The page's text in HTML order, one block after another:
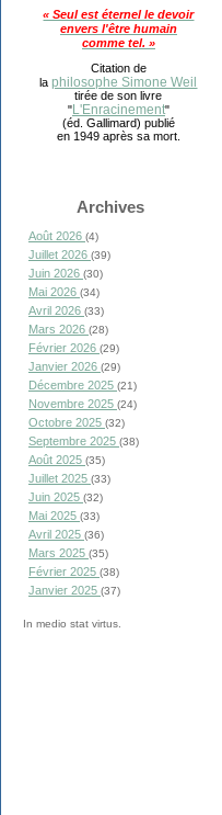
« Seul est éternel le devoir
envers l'être humain
comme tel. »
Citation de
laphilosophe Simone Weil
tirée de son livre
"L'Enracinement"
(éd. Gallimard) publié
en 1949 après sa mort.
Archives
Août 2026 (4)
Juillet 2026 (39)
Juin 2026 (30)
Mai 2026 (34)
Avril 2026 (33)
Mars 2026 (28)
Février 2026 (29)
Janvier 2026 (29)
Décembre 2025 (21)
Novembre 2025 (24)
Octobre 2025 (32)
Septembre 2025 (38)
Août 2025 (35)
Juillet 2025 (33)
Juin 2025 (32)
Mai 2025 (33)
Avril 2025 (36)
Mars 2025 (35)
Février 2025 (38)
Janvier 2025 (37)
In medio stat virtus.